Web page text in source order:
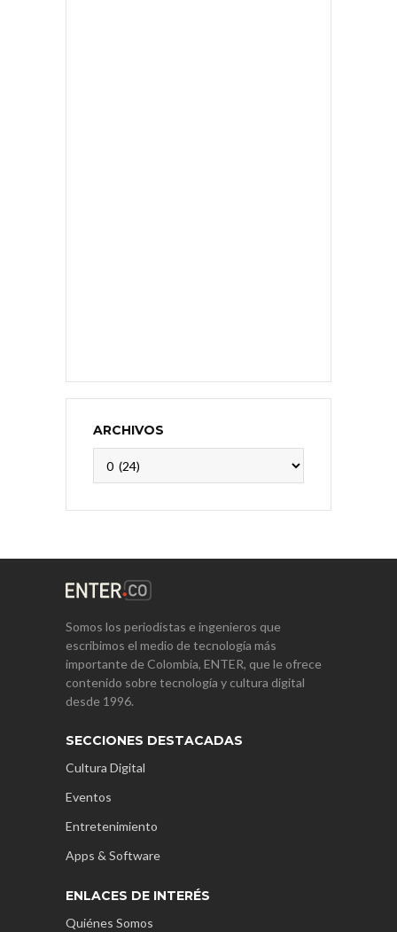
ARCHIVOS
Somos los periodistas e ingenieros que
escribimos el medio de tecnología más
importante de Colombia, ENTER, que le ofrece
contenido sobre tecnología y cultura digital
desde 1996.
SECCIONES DESTACADAS
Cultura Digital
Eventos
Entretenimiento
Apps & Software
ENLACES DE INTERÉS
Quiénes Somos